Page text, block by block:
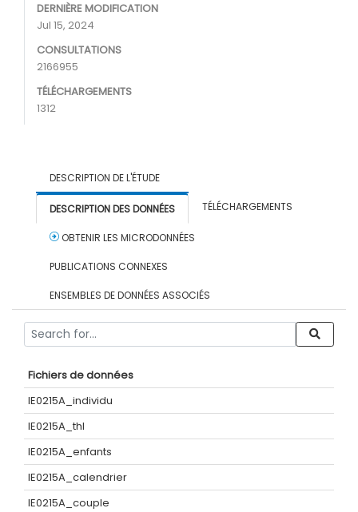
DERNIÈRE MODIFICATION
Jul 15, 2024
CONSULTATIONS
2166955
TÉLÉCHARGEMENTS
1312
DESCRIPTION DE L'ÉTUDE
DESCRIPTION DES DONNÉES TÉLÉCHARGEMENTS
OBTENIR LES MICRODONNÉES
PUBLICATIONS CONNEXES
ENSEMBLES DE DONNÉES ASSOCIÉS
Fichiers de données
IE0215A_individu
IE0215A_thl
IE0215A_enfants
IE0215A_calendrier
IE0215A_couple